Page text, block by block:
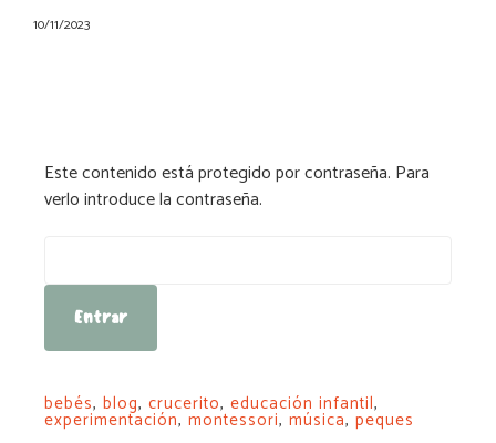
10/11/2023
Este contenido está protegido por contraseña. Para
verlo introduce la contraseña.
bebés, blog, crucerito, educación infantil,
experimentación, montessori, música, peques